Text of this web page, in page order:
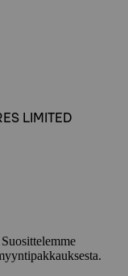
LIMITED